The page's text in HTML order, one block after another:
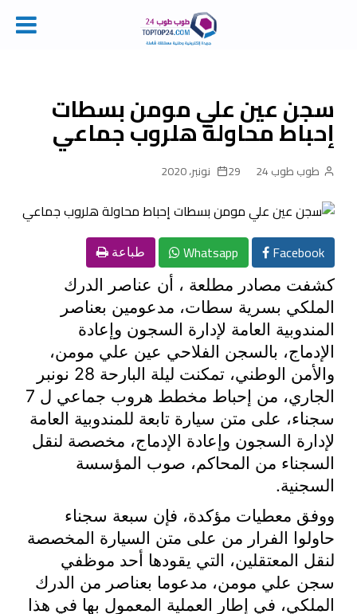
سجن عين علي مومن بسطات
إحباط محاولة هلروب جماعي
طوب طوب 24 29 نونبر، 2020
Facebook
Whatsapp طباعة
كشفت مصادر مطلعة ، أن عناصر الدرك
الملكي بسرية سطات، مدعومين بعناصر
المندوبية العامة لإدارة السجون وإعادة
الإدماج، بالسجن الفلاحي عين علي مومن،
والأمن الوطني، تمكنت ليلة البارحة 28 نونبر
الجاري، من إحباط مخطط هروب جماعي ل 7
سجناء، على متن سيارة تابعة للمندوبية العامة
لإدارة السجون وإعادة الإدماج، مخصصة لنقل
السجناء من المحاكم، صوب المؤسسة
السجنية.
ووفق معطيات مؤكدة، فإن سبعة سجناء
حاولوا الفرار من على متن السيارة المخصصة
لنقل المعتقلين، التي يقودها أحد موظفي
سجن علي مومن، مدعوما بعناصر من الدرك
الملكي، في إطار العملية المعمول بها في هذا